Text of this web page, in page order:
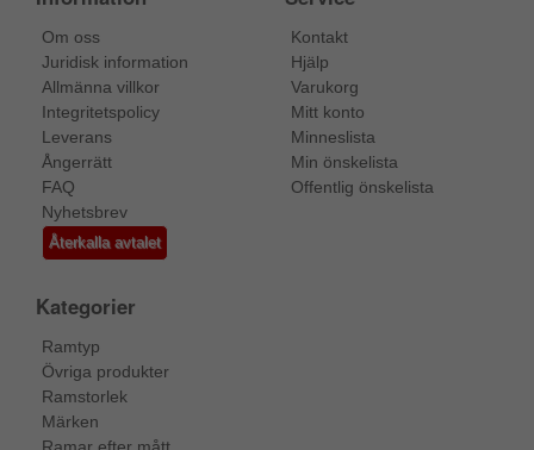
Om oss
Juridisk information
Allmänna villkor
Integritetspolicy
Leverans
Ångerrätt
FAQ
Nyhetsbrev
Återkalla avtalet
Kontakt
Hjälp
Varukorg
Mitt konto
Minneslista
Min önskelista
Offentlig önskelista
Kategorier
Ramtyp
Övriga produkter
Ramstorlek
Märken
Ramar efter mått